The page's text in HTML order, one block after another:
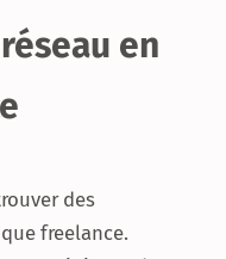
en
des
freelance.